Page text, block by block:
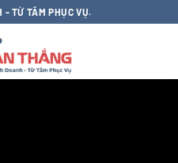
- TỪ TÂM PHỤC VỤ.